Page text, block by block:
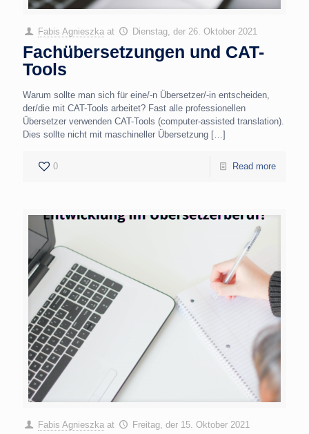
Fabis Agnieszka at Dienstag, der 26. Oktober 2021
Fachübersetzungen und CAT-
Tools
Warum sollte man sich für eine/-n Übersetzer/-in entscheiden,
der/die mit CAT-Tools arbeitet? Fast alle professionellen
Übersetzer verwenden CAT-Tools (computer-assisted translation).
Dies sollte nicht mit maschineller Übersetzung […]
0 Read more
Fabis Agnieszka at Freitag, der 15. Oktober 2021